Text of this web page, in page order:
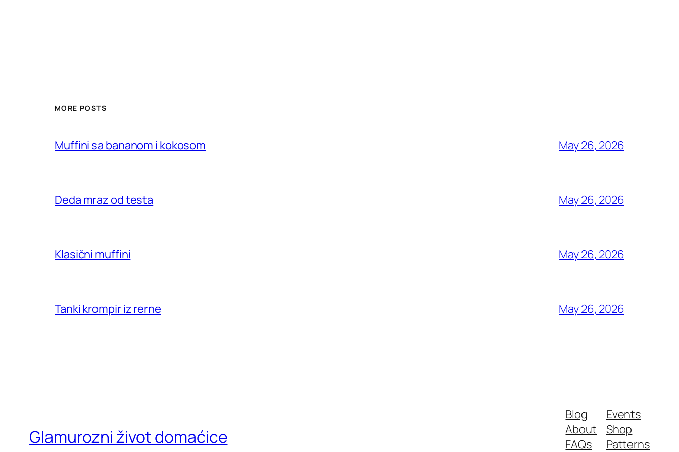
MORE POSTS
Muffini sa bananom i kokosom May 26, 2026
Deda mraz od testa May 26, 2026
Klasični muffini May 26, 2026
Tanki krompir iz rerne May 26, 2026
Glamurozni život domaćice
Blog
About
FAQs
Events
Shop
Patterns